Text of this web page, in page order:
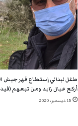
طفل لبناني إستطاع قهر جيش
أركع عيال زايد ومن تبعهم
15 ديسمبر، 2020